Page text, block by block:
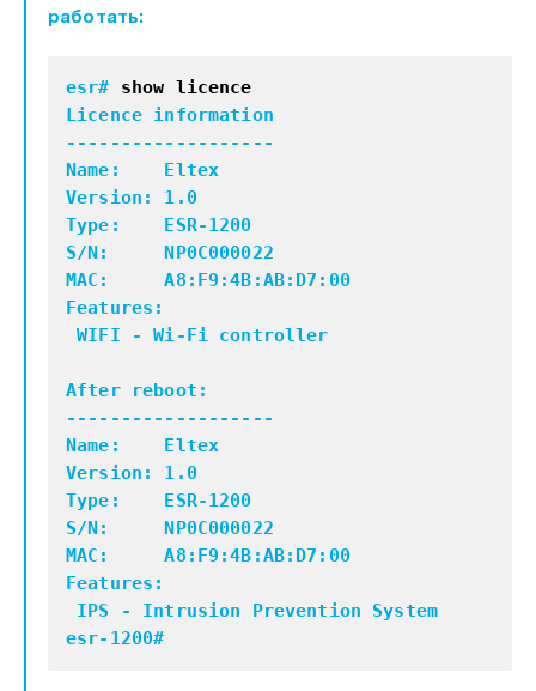
работать:
esr# show licence
Licence information
-------------------
Name: Eltex
Version: 1.0
Type: ESR-1200
S/N: NP0C000022
MAC: A8:F9:4B:AB:D7:00
Features:
WIFI - Wi-Fi controller
After reboot:
-------------------
Name: Eltex
Version: 1.0
Type: ESR-1200
S/N: NP0C000022
MAC: A8:F9:4B:AB:D7:00
Features:
IPS - Intrusion Prevention System
esr-1200#